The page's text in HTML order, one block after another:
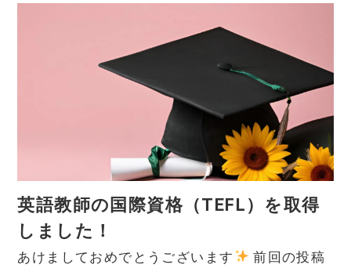
英語教師の国際資格（TEFL）を取得
しました！
あけましておめでとうございます
前回の投稿